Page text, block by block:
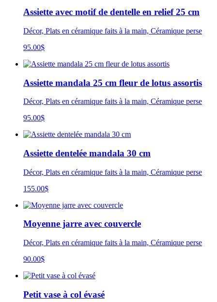
Assiette avec motif de dentelle en relief 25 cm
Décor, Plats en céramique faits à la main, Céramique perse
95.00$
Assiette mandala 25 cm fleur de lotus assortis
Décor, Plats en céramique faits à la main, Céramique perse
95.00$
Assiette dentelée mandala 30 cm
Décor, Plats en céramique faits à la main, Céramique perse
155.00$
Moyenne jarre avec couvercle
Décor, Plats en céramique faits à la main, Céramique perse
90.00$
Petit vase à col évasé